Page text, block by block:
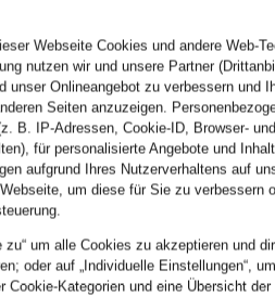
ROSSI
SKIMS
Webseite Cookies und andere Web-
nutzen wir und unsere Partner
unser Onlineangebot zu verbessern und
Seiten anzuzeigen.
B. IP-Adressen, Cookie-ID, Browser-
für personalisierte Angebote und
aufgrund Ihres Nutzerverhaltens auf
um diese für Sie zu verbessern
um alle Cookies zu akzeptieren und
oder auf „Individuelle Einstellungen“,
Cookie-Kategorien und eine Übersicht